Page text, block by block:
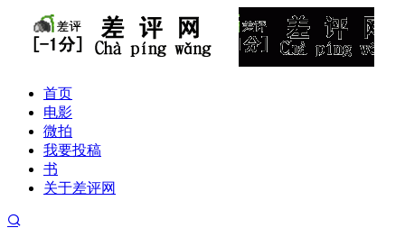
首页
电影
微拍
我要投稿
书
关于差评网